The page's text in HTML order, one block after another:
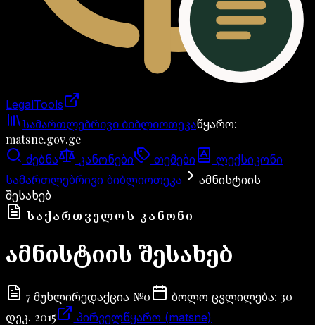
LegalTools
ანგარიში იტვირთება
სამართლებრივი ბიბლიოთეკაწყარო:
matsne.gov.ge
ძებნა კანონები თემები
ლექსიკონი
სამართლებრივი ბიბლიოთეკა
ამნისტიის
შესახებ
ᲡᲐᲥᲐᲠᲗᲕᲔᲚᲝᲡ ᲙᲐᲜᲝᲜᲘ
ამნისტიის შესახებ
7 მუხლირედაქცია №0 ბოლო ცვლილება: 30
დეკ. 2015
პირველწყარო (matsne)